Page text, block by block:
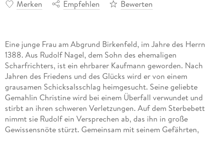
Merken Empfehlen Bewerten
Eine junge Frau am Abgrund Birkenfeld, im Jahre des Herrn
1388. Aus Rudolf Nagel, dem Sohn des ehemaligen
Scharfrichters, ist ein ehrbarer Kaufmann geworden. Nach
Jahren des Friedens und des Glücks wird er von einem
grausamen Schicksalsschlag heimgesucht. Seine geliebte
Gemahlin Christine wird bei einem Überfall verwundet und
stirbt an ihren schweren Verletzungen. Auf dem Sterbebett
nimmt sie Rudolf ein Versprechen ab, das ihn in große
Gewissensnöte stürzt. Gemeinsam mit seinem Gefährten,